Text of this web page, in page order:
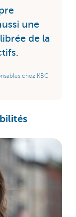
une
de la
chez KBC